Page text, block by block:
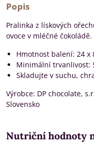
Popis
Pralinka z lískových
ovoce v mléčné
Hmotnost balení: 24 x
Minimální trvanlivost:
Skladujte v suchu,
Výrobce: DP chocolate,
Slovensko
Nutriční hodnoty